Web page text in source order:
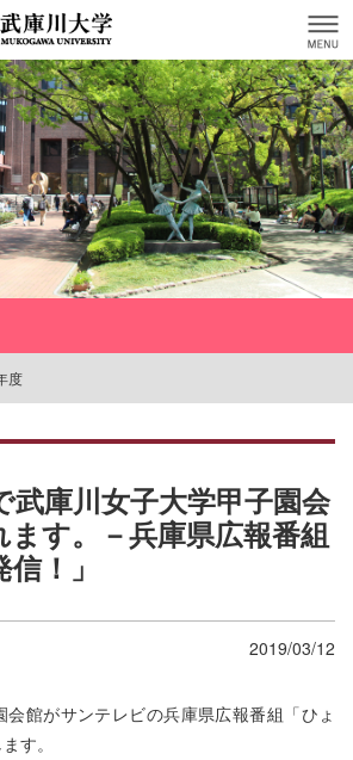
度
武庫川女子大学甲子園会
す。－兵庫県広報番組
！」
2019/03/12
館がサンテレビの兵庫県広報番組「ひょ
す。